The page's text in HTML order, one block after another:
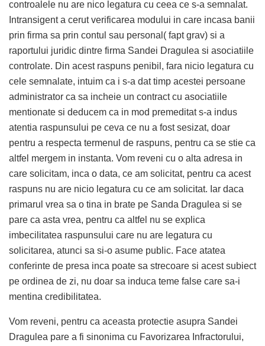
controalele nu are nico legatura cu ceea ce s-a semnalat.
Intransigent a cerut verificarea modului in care incasa banii
prin firma sa prin contul sau personal( fapt grav) si a
raportului juridic dintre firma Sandei Dragulea si asociatiile
controlate. Din acest raspuns penibil, fara nicio legatura cu
cele semnalate, intuim ca i s-a dat timp acestei persoane
administrator ca sa incheie un contract cu asociatiile
mentionate si deducem ca in mod premeditat s-a indus
atentia raspunsului pe ceva ce nu a fost sesizat, doar
pentru a respecta termenul de raspuns, pentru ca se stie ca
altfel mergem in instanta. Vom reveni cu o alta adresa in
care solicitam, inca o data, ce am solicitat, pentru ca acest
raspuns nu are nicio legatura cu ce am solicitat. Iar daca
primarul vrea sa o tina in brate pe Sanda Dragulea si se
pare ca asta vrea, pentru ca altfel nu se explica
imbecilitatea raspunsului care nu are legatura cu
solicitarea, atunci sa si-o asume public. Face atatea
conferinte de presa inca poate sa strecoare si acest subiect
pe ordinea de zi, nu doar sa induca teme false care sa-i
mentina credibilitatea.
Vom reveni, pentru ca aceasta protectie asupra Sandei
Dragulea pare a fi sinonima cu Favorizarea Infractorului,